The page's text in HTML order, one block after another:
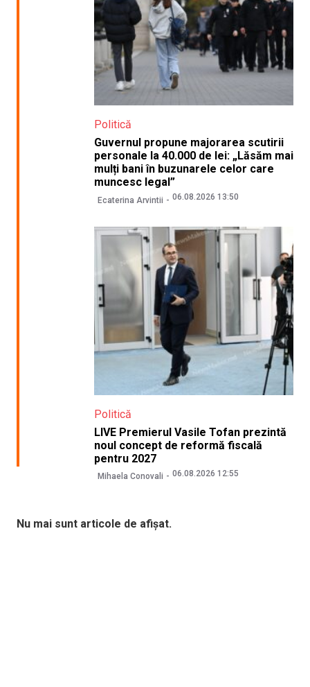
Politică
Guvernul propune majorarea scutirii
personale la 40.000 de lei: „Lăsăm mai
mulți bani în buzunarele celor care
muncesc legal”
Ecaterina Arvintii 06.08.2026 13:50
Politică
LIVE Premierul Vasile Tofan prezintă
noul concept de reformă fiscală
pentru 2027
Mihaela Conovali 06.08.2026 12:55
Nu mai sunt articole de afișat.